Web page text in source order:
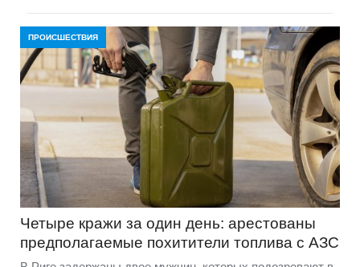
ПРОИСШЕСТВИЯ
Четыре кражи за один день: арестованы
предполагаемые похитители топлива с АЗС